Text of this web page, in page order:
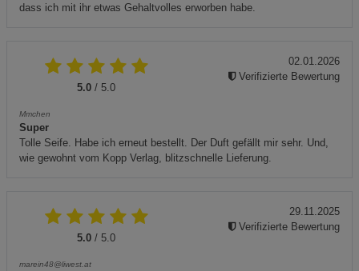
dass ich mit ihr etwas Gehaltvolles erworben habe.
5.0 / 5.0
Mmchen
Super
Tolle Seife. Habe ich erneut bestellt. Der Duft gefällt mir sehr. Und,
wie gewohnt vom Kopp Verlag, blitzschnelle Lieferung.
02.01.2026
Verifizierte Bewertung
5.0 / 5.0
marein48@liwest.at
29.11.2025
Verifizierte Bewertung